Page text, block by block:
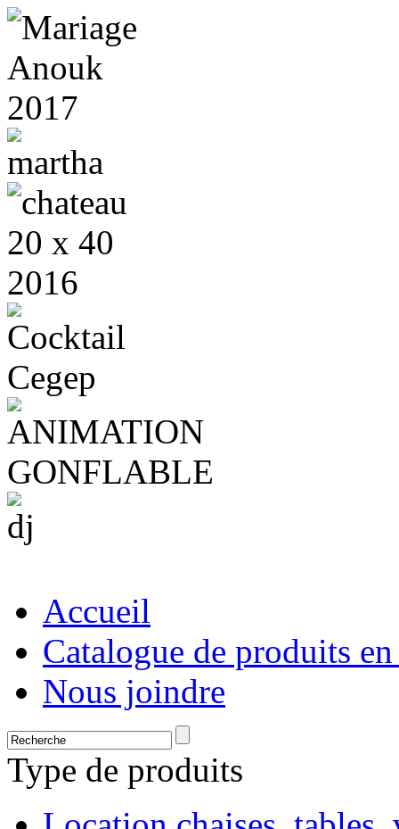
Accueil
Catalogue de produits
Nous joindre
Type de produits